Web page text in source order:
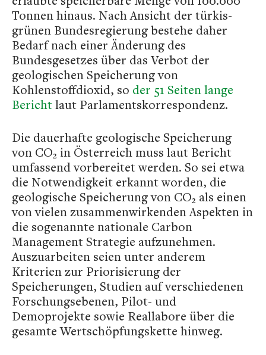
Tonnen hinaus. Nach Ansicht der türkis-
grünen Bundesregierung bestehe daher
Bedarf nach einer Änderung des
Bundesgesetzes über das Verbot der
geologischen Speicherung von
Kohlenstoffdioxid, so der 51 Seiten lange
Berichtlaut Parlamentskorrespondenz.
Die dauerhafte geologische Speicherung
von CO₂ in Österreich muss laut Bericht
umfassend vorbereitet werden. So sei etwa
die Notwendigkeit erkannt worden, die
geologische Speicherung von CO₂ als einen
von vielen zusammenwirkenden Aspekten in
die sogenannte nationale Carbon
Management Strategie aufzunehmen.
Auszuarbeiten seien unter anderem
Kriterien zur Priorisierung der
Speicherungen, Studien auf verschiedenen
Forschungsebenen, Pilot- und
Demoprojekte sowie Reallabore über die
gesamte Wertschöpfungskette hinweg.